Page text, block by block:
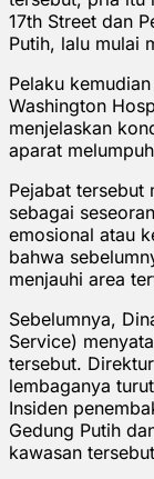
17th Street dan
Putih, lalu mulai
Pelaku
Washington
menjelaskan
aparat
Pejabat tersebut
sebagai
emosional atau
bahwa
menjauhi area
Sebelumnya,
Service)
tersebut.
lembaganya
Insiden
Gedung Putih
kawasan